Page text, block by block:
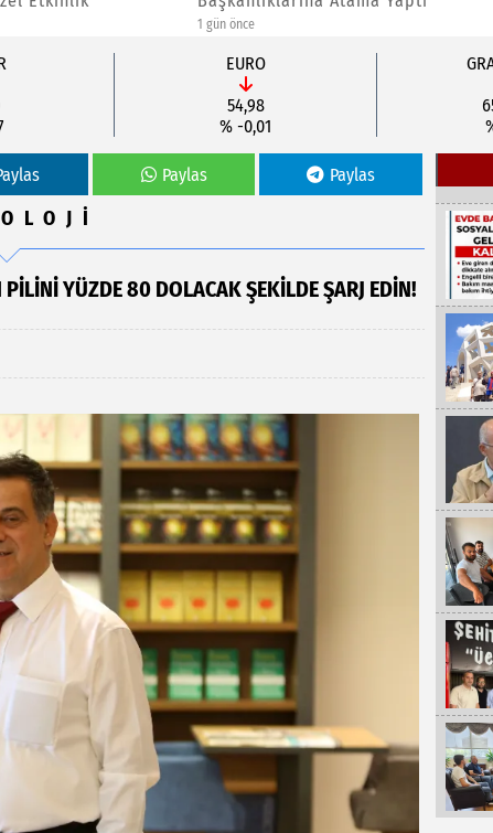
EURO
54,98
% -0,01
Paylas Paylas
YÜZDE 80 DOLACAK ŞEKILDE ŞARJ EDIN!